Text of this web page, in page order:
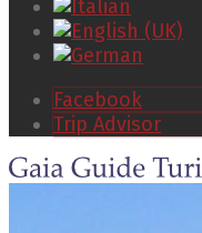
Facebook
Trip Advisor